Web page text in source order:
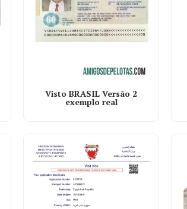
Visto BRASIL Versão 2
exemplo real